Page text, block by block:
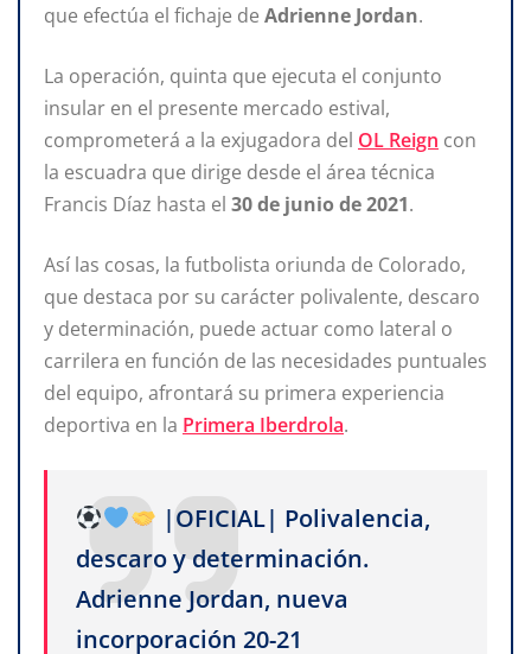
que efectúa el fichaje de Adrienne Jordan.
La operación, quinta que ejecuta el conjunto
insular en el presente mercado estival,
comprometerá a la exjugadora del OL Reign con
la escuadra que dirige desde el área técnica
Francis Díaz hasta el 30 de junio de 2021.
Así las cosas, la futbolista oriunda de Colorado,
que destaca por su carácter polivalente, descaro
y determinación, puede actuar como lateral o
carrilera en función de las necesidades puntuales
del equipo, afrontará su primera experiencia
deportiva en la Primera Iberdrola.
|OFICIAL| Polivalencia,
descaro y determinación.
Adrienne Jordan, nueva
incorporación 20-21